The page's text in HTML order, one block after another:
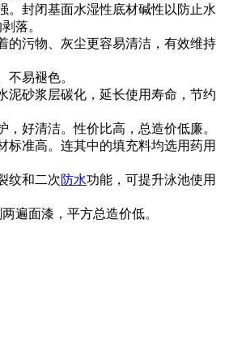
。封闭基面水湿性底材碱性以防止水
落。
的污物、灰尘更容易清洁，有效维持
不易褪色。
泥砂浆层碳化，延长使用寿命，节约
，好清洁。性价比高，总造价低廉。
标准高。连其中的填充料均选用药用
纹和二次防水功能，可提升泳池使用
遍面漆，平方总造价低。